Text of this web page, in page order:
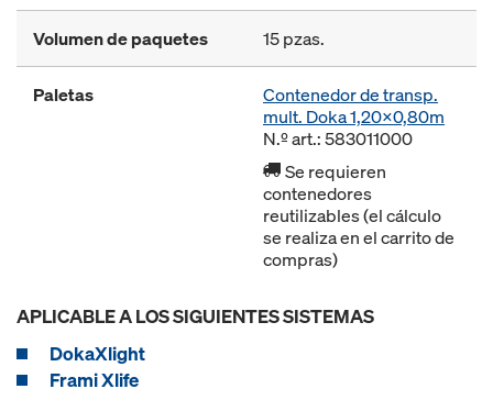
Volumen de paquetes 15 pzas.
Paletas
Contenedor de transp.
mult. Doka 1,20x0,80m
N.º art.: 583011000
Se requieren
contenedores
reutilizables (el cálculo
se realiza en el carrito de
compras)
APLICABLE A LOS SIGUIENTES SISTEMAS
DokaXlight
Frami Xlife